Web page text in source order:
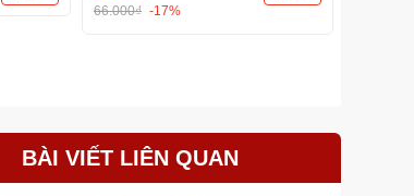
66.000₫ -17%
BÀI VIẾT LIÊN QUAN